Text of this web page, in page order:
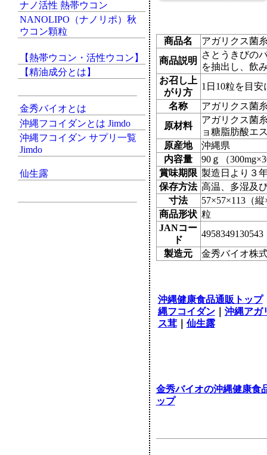
ナノ活性 熱帯ウコン
NANOLIPO（ナノリポ）秋
ウコン顆粒
【熱帯ウコン・活性ウコン】
【精油成分とは】
金秀バイオとは
沖縄フコイダンとは Jimdo
沖縄フコイダン サプリ一覧
Jimdo
仙生露
商品名
アガリクス菌
商品説明
さとうきびの
を抽出し、飲
お召し上
がり方
1日10粒を目
名称
アガリクス菌
原材料
アガリクス菌
ョ糖脂肪酸エ
原産地
沖縄県
内容量
90ｇ（
賞味期限 製造日より３
保存方法 高温、多湿及
寸法
57×57×113（
商品形状 粒
JANコー
ド
4958349130543
製造元
金秀バイオ株
沖縄健康食品通販トップ
縄フコイダン｜ 沖縄アガ
ス茸｜ 仙生露
金秀バイオの沖縄健康食
ップ